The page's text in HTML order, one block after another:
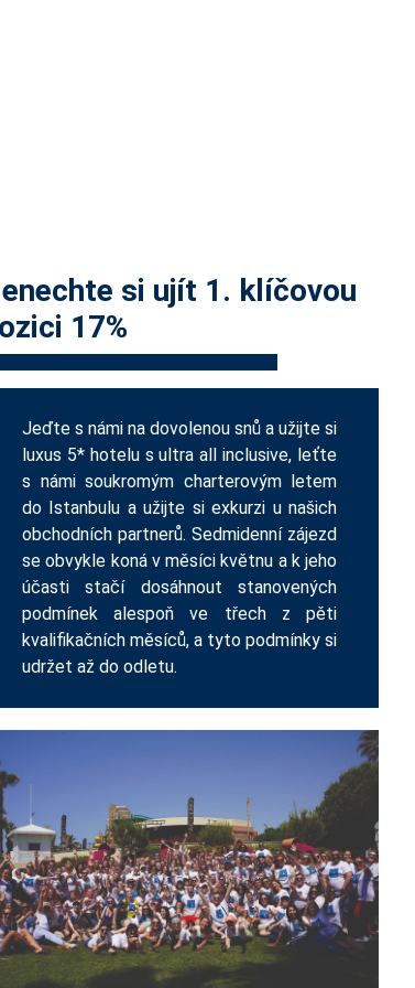
si ujít 1. klíčovou
17%
Jeďte s námi na dovolenou snů a užijte si
luxus 5* hotelu s ultra all inclusive, leťte
s námi soukromým charterovým letem
do Istanbulu a užijte si exkurzi u našich
obchodních partnerů. Sedmidenní zájezd
se obvykle koná v měsíci květnu a k jeho
účasti stačí dosáhnout stanovených
podmínek alespoň ve třech z pěti
kvalifikačních měsíců, a tyto podmínky si
udržet až do odletu.